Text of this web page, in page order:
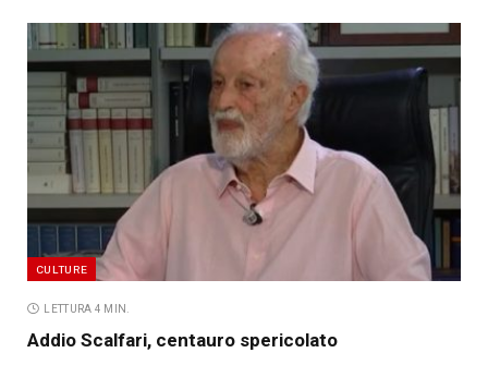
CULTURE
LETTURA 4 MIN.
Addio Scalfari, centauro spericolato